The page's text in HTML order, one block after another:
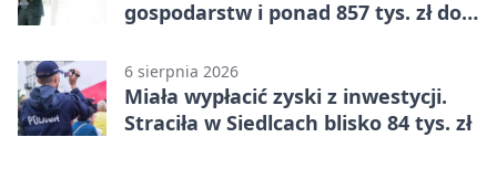
gospodarstw i ponad 857 tys. zł do
6 sierpnia 2026
Miała wypłacić zyski z inwestycji.
Straciła w Siedlcach blisko 84 tys. zł